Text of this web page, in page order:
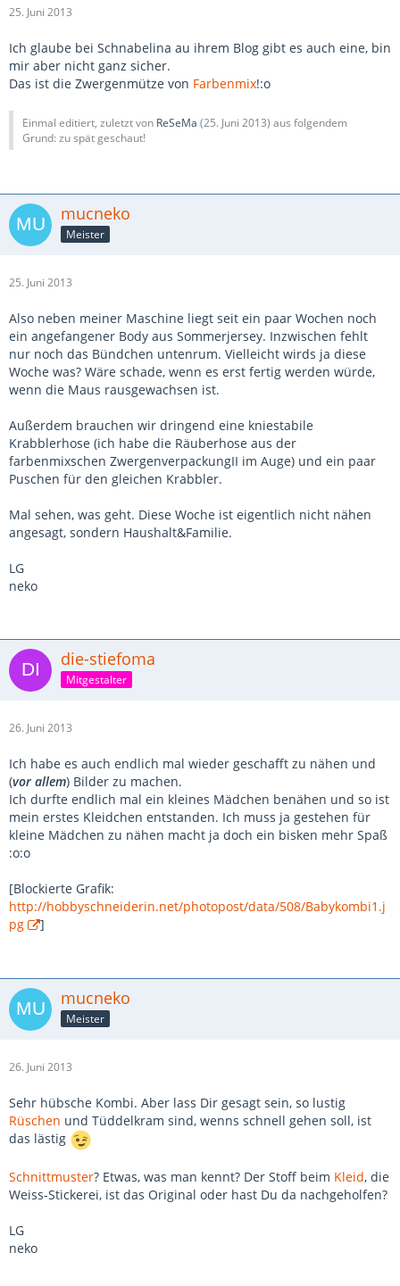
25. Juni 2013
Ich glaube bei Schnabelina au ihrem Blog gibt es auch eine, bin
mir aber nicht ganz sicher.
Das ist die Zwergenmütze von Farbenmix!:o
Einmal editiert, zuletzt von ReSeMa (25. Juni 2013) aus folgendem
Grund: zu spät geschaut!
mucneko
Meister
25. Juni 2013
Also neben meiner Maschine liegt seit ein paar Wochen noch
ein angefangener Body aus Sommerjersey. Inzwischen fehlt
nur noch das Bündchen untenrum. Vielleicht wirds ja diese
Woche was? Wäre schade, wenn es erst fertig werden würde,
wenn die Maus rausgewachsen ist.
Außerdem brauchen wir dringend eine kniestabile
Krabblerhose (ich habe die Räuberhose aus der
farbenmixschen ZwergenverpackungII im Auge) und ein paar
Puschen für den gleichen Krabbler.
Mal sehen, was geht. Diese Woche ist eigentlich nicht nähen
angesagt, sondern Haushalt&Familie.
LG
neko
die-stiefoma
Mitgestalter
26. Juni 2013
Ich habe es auch endlich mal wieder geschafft zu nähen und
(vor allem) Bilder zu machen.
Ich durfte endlich mal ein kleines Mädchen benähen und so ist
mein erstes Kleidchen entstanden. Ich muss ja gestehen für
kleine Mädchen zu nähen macht ja doch ein bisken mehr Spaß
:o:o
[Blockierte Grafik:
http://hobbyschneiderin.net/photopost/data/508/Babykombi1.j
pg
]
mucneko
Meister
26. Juni 2013
Sehr hübsche Kombi. Aber lass Dir gesagt sein, so lustig
Rüschen und Tüddelkram sind, wenns schnell gehen soll, ist
das lästig
Schnittmuster? Etwas, was man kennt? Der Stoff beim Kleid, die
Weiss-Stickerei, ist das Original oder hast Du da nachgeholfen?
LG
neko